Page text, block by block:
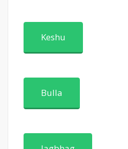
Keshu
Bulla